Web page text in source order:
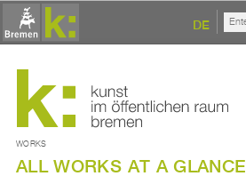
DE
WORKS
ALL WORKS AT A GLANCE